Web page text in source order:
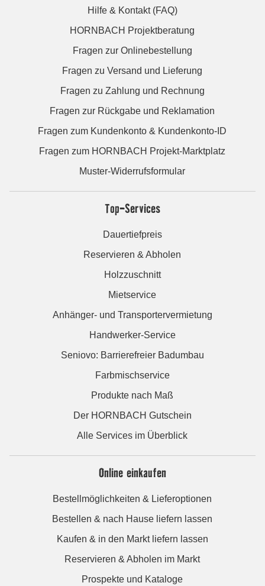
Hilfe & Kontakt (FAQ)
HORNBACH Projektberatung
Fragen zur Onlinebestellung
Fragen zu Versand und Lieferung
Fragen zu Zahlung und Rechnung
Fragen zur Rückgabe und Reklamation
Fragen zum Kundenkonto & Kundenkonto-ID
Fragen zum HORNBACH Projekt-Marktplatz
Muster-Widerrufsformular
Top-Services
Dauertiefpreis
Reservieren & Abholen
Holzzuschnitt
Mietservice
Anhänger- und Transportervermietung
Handwerker-Service
Seniovo: Barrierefreier Badumbau
Farbmischservice
Produkte nach Maß
Der HORNBACH Gutschein
Alle Services im Überblick
Online einkaufen
Bestellmöglichkeiten & Lieferoptionen
Bestellen & nach Hause liefern lassen
Kaufen & in den Markt liefern lassen
Reservieren & Abholen im Markt
Prospekte und Kataloge